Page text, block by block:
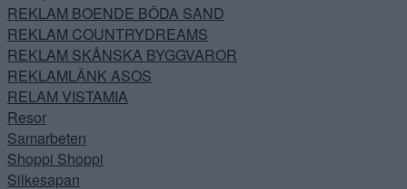
REKLAM BOENDE BÖDA SAND
REKLAM COUNTRYDREAMS
REKLAM SKÅNSKA BYGGVAROR
REKLAMLÄNK ASOS
RELAM VISTAMIA
Resor
Samarbeten
Shoppi Shoppi
Silkesapan